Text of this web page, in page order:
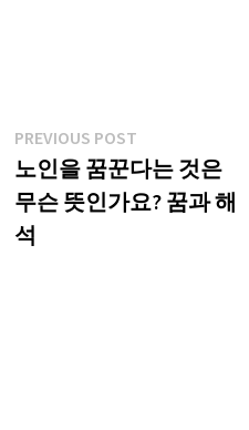
글
탐
색
PREVIOUS POSTPrevious
post:
노인을 꿈꾼다는 것은
무슨 뜻인가요? 꿈과 해
석